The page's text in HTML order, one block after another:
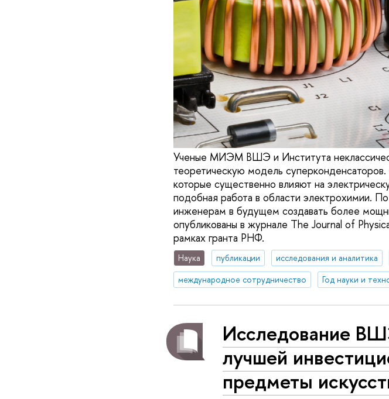
Ученые МИЭМ ВШЭ и Института
теоретическую модель
которые существенно влияют на
подобная работа в области электрохимии.
инженерам в будущем создавать более
опубликованы в журнале The Journal of
рамках гранта РНФ.
Наука публикации исследования и аналитика
международное сотрудничество
Год науки и
Исследование
лучшей
предметы